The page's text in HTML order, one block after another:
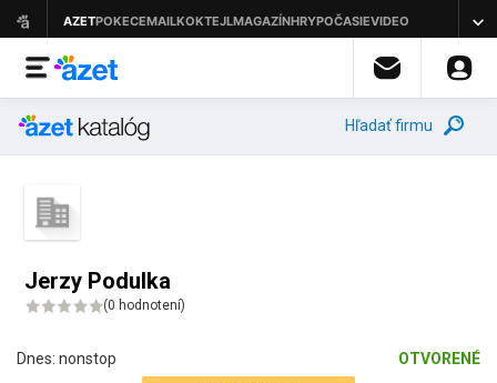
Hľadať firmu
Jerzy Podulka
(0 hodnotení)
Dnes: nonstop OTVORENÉ